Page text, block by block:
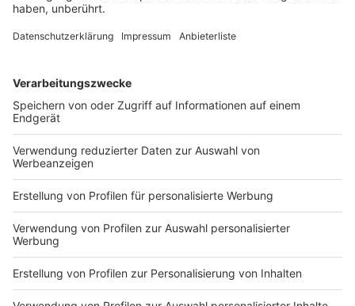
Die Reisen gehen zum Beispiel nach Amsterdam oder
bis nach Mainz oder auf die Mosel bis nach Trier. Rund
eingegangen, so Trilsbeek. Die MS Swiss Ruby kann 88
Gäste an Bord nehmen. In den kommenden Monaten
sollen aber zunächst nur 66 Plätze verkauft werden.
nur zur Hälfte besetzt werden.
Anzeige
Darf es ein bisschen "Titanic-Feeling" sein? Die MS